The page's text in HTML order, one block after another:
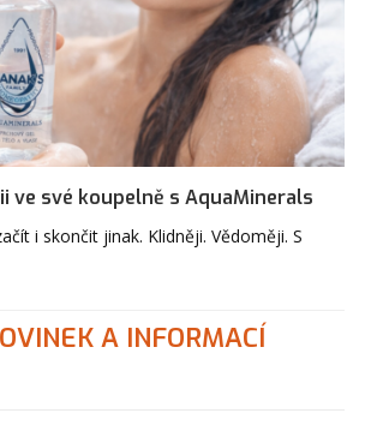
ve své koupelně s AquaMinerals
i skončit jinak. Klidněji. Vědoměji. S
A INFORMACÍ